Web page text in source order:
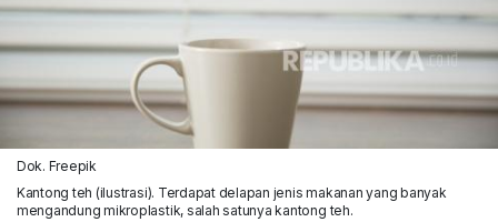
Dok. Freepik
Kantong teh (ilustrasi). Terdapat delapan jenis makanan yang banyak
mengandung mikroplastik, salah satunya kantong teh.